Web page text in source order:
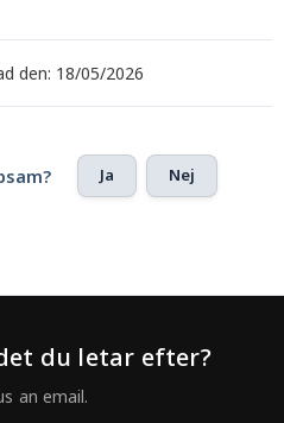
den: 18/05/2026
Ja Nej
du letar efter?